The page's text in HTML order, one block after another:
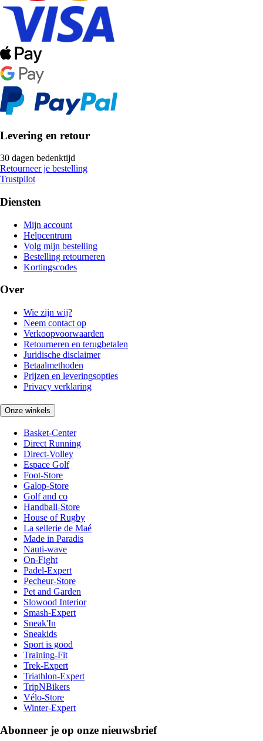
Levering en retour
30 dagen bedenktijd
Retourneer je bestelling
Trustpilot
Diensten
Mijn account
Helpcentrum
Volg mijn bestelling
Bestelling retourneren
Kortingscodes
Over
Wie zijn wij?
Neem contact op
Verkoopvoorwaarden
Retourneren en terugbetalen
Juridische disclaimer
Betaalmethoden
Prijzen en leveringsopties
Privacy verklaring
Onze winkels
Basket-Center
Direct Running
Direct-Volley
Espace Golf
Foot-Store
Galop-Store
Golf and co
Handball-Store
House of Rugby
La sellerie de Maé
Made in Paradis
Nauti-wave
On-Fight
Padel-Expert
Pecheur-Store
Pet and Garden
Slowood Interior
Smash-Expert
Sneak'In
Sneakids
Sport is good
Training-Fit
Trek-Expert
Triathlon-Expert
TripNBikers
Vélo-Store
Winter-Expert
Abonneer je op onze nieuwsbrief